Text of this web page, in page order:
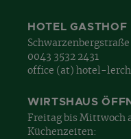
HOTEL GASTHOF
0043 3532 2431
office (at) hotel-
WIRTSHAUS
Freitag bis Mittwoch
Küchenzeiten: